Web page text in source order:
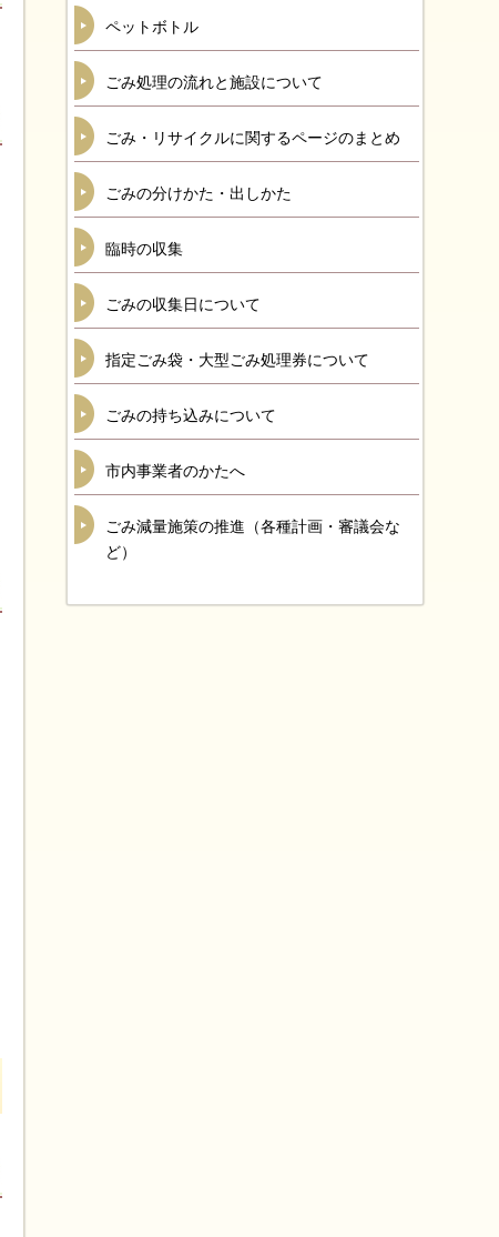
ペットボトル
ごみ処理の流れと施設について
ごみ・リサイクルに関するページのまとめ
ごみの分けかた・出しかた
臨時の収集
ごみの収集日について
指定ごみ袋・大型ごみ処理券について
ごみの持ち込みについて
市内事業者のかたへ
ごみ減量施策の推進（各種計画・審議会な
ど）